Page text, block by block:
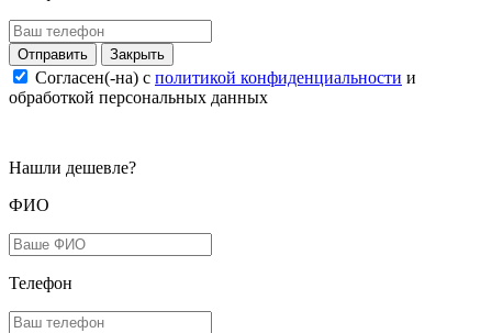
Закрыть
Согласен(-на) c политикой конфиденциальности и
обработкой персональных данных
Нашли дешевле?
ФИО
Телефон